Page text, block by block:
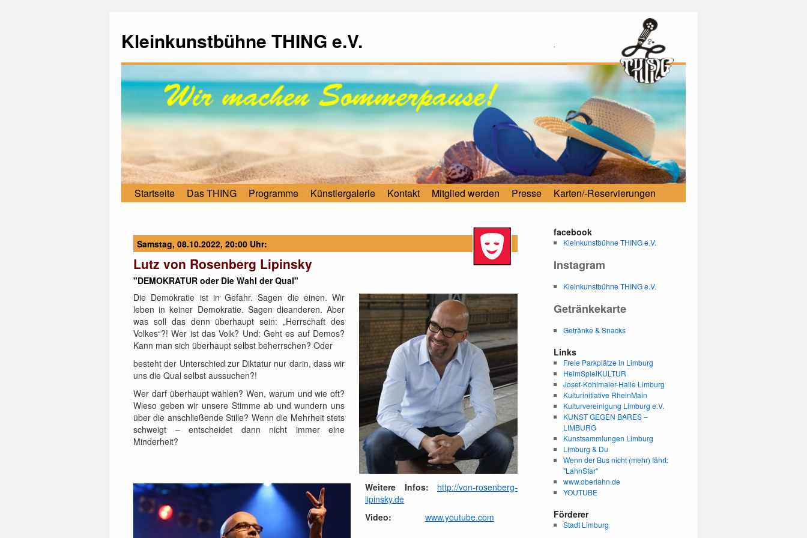
Kleinkunstbühne THING e.V. .
Startseite Das THING Programme Künstlergalerie Kontakt Mitglied werden Presse Karten/-Reservierungen
Samstag, 08.10.2022, 20:00 Uhr:
Lutz von Rosenberg Lipinsky
"DEMOKRATUR oder Die Wahl der Qual"
Die Demokratie ist in Gefahr. Sagen die einen. Wir
leben in keiner Demokratie. Sagen dieanderen. Aber
was soll das denn überhaupt sein: „Herrschaft des
Volkes“?! Wer ist das Volk? Und: Geht es auf Demos?
Kann man sich überhaupt selbst beherrschen? Oder
besteht der Unterschied zur Diktatur nur darin, dass wir
uns die Qual selbst aussuchen?!
Wer darf überhaupt wählen? Wen, warum und wie oft?
Wieso geben wir unsere Stimme ab und wundern uns
über die anschließende Stille? Wenn die Mehrheit stets
schweigt – entscheidet dann nicht immer eine
Minderheit?
Weitere Infos:
http://von-rosenberg-
lipinsky.de
Video: www.youtube.com
facebook
Kleinkunstbühne THING e.V.
Instagram
Kleinkunstbühne THING e.V.
Getränkekarte
Getränke & Snacks
Links
Freie Parkplätze in Limburg
HeimSpielKULTUR
Josef-Kohlmaier-Halle Limburg
Kulturinitiative RheinMain
Kulturvereinigung Limburg e.V.
KUNST GEGEN BARES –
LIMBURG
Kunstsammlungen Limburg
Limburg & Du
Wenn der Bus nicht (mehr) fährt:
"LahnStar"
www.oberlahn.de
YOUTUBE
Förderer
Stadt Limburg